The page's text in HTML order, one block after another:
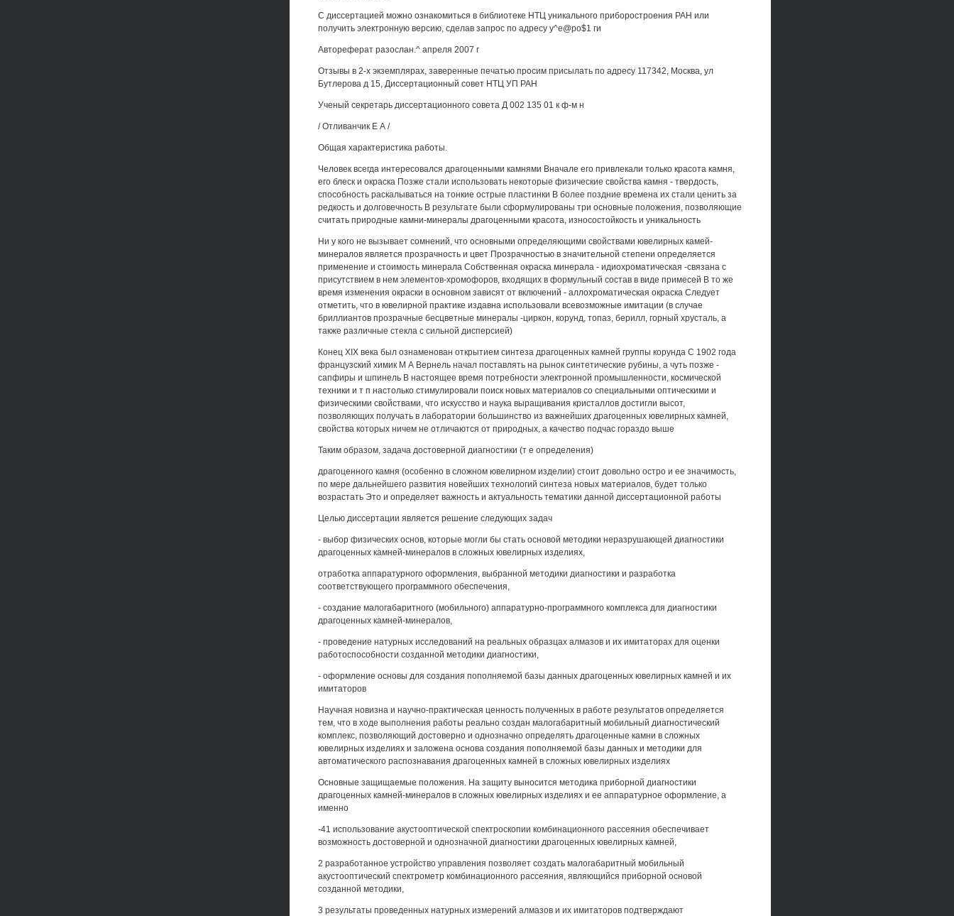
С диссертацией можно ознакомиться в библиотеке НТЦ уникального приборостроения РАН или
получить электронную версию, сделав запрос по адресу у^е@ро$1 ги
Автореферат разослан.^ апреля 2007 г
Отзывы в 2-х экземплярах, заверенные печатью просим присылать по адресу 117342, Москва, ул
Бутлерова д 15, Диссертационный совет НТЦ УП РАН
Ученый секретарь диссертационного совета Д 002 135 01 к ф-м н
/ Отливанчик Е А /
Общая характеристика работы.
Человек всегда интересовался драгоценными камнями Вначале его привлекали только красота камня,
его блеск и окраска Позже стали использовать некоторые физические свойства камня - твердость,
способность раскалываться на тонкие острые пластинки В более поздние времена их стали ценить за
редкость и долговечность В результате были сформулированы три основные положения, позволяющие
считать природные камни-минералы драгоценными красота, износостойкость и уникальность
Ни у кого не вызывает сомнений, что основными определяющими свойствами ювелирных камей-
минералов является прозрачность и цвет Прозрачностью в значительной степени определяется
применение и стоимость минерала Собственная окраска минерала - идиохроматическая -связана с
присутствием в нем элементов-хромофоров, входящих в формульный состав в виде примесей В то же
время изменения окраски в основном зависят от включений - аллохроматическая окраска Следует
отметить, что в ювелирной практике издавна использовали всевозможные имитации (в случае
бриллиантов прозрачные бесцветные минералы -циркон, корунд, топаз, берилл, горный хрусталь, а
также различные стекла с сильной дисперсией)
Конец XIX века был ознаменован открытием синтеза драгоценных камней группы корунда С 1902 года
французский химик М А Вернель начал поставлять на рынок синтетические рубины, а чуть позже -
сапфиры и шпинель В настоящее время потребности электронной промышленности, космической
техники и т п настолько стимулировали поиск новых материалов со специальными оптическими и
физическими свойствами, что искусство и наука выращивания кристаллов достигли высот,
позволяющих получать в лаборатории большинство из важнейших драгоценных ювелирных камней,
свойства которых ничем не отличаются от природных, а качество подчас гораздо выше
Таким образом, задача достоверной диагностики (т е определения)
драгоценного камня (особенно в сложном ювелирном изделии) стоит довольно остро и ее значимость,
по мере дальнейшего развития новейших технологий синтеза новых материалов, будет только
возрастать Это и определяет важность и актуальность тематики данной диссертационной работы
Целью диссертации является решение следующих задач
- выбор физических основ, которые могли бы стать основой методики неразрушающей диагностики
драгоценных камней-минералов в сложных ювелирных изделиях,
отработка аппаратурного оформления, выбранной методики диагностики и разработка
соответствующего программного обеспечения,
- создание малогабаритного (мобильного) аппаратурно-программного комплекса для диагностики
драгоценных камней-минералов,
- проведение натурных исследований на реальных образцах алмазов и их имитаторах для оценки
работоспособности созданной методики диагностики,
- оформление основы для создания пополняемой базы данных драгоценных ювелирных камней и их
имитаторов
Научная новизна и научно-практическая ценность полученных в работе результатов определяется
тем, что в ходе выполнения работы реально создан малогабаритный мобильный диагностический
комплекс, позволяющий достоверно и однозначно определять драгоценные камни в сложных
ювелирных изделиях и заложена основа создания пополняемой базы данных и методики для
автоматического распознавания драгоценных камней в сложных ювелирных изделиях
Основные защищаемые положения. На защиту выносится методика приборной диагностики
драгоценных камней-минералов в сложных ювелирных изделиях и ее аппаратурное оформление, а
именно
-41 использование акустооптической спектроскопии комбинационного рассеяния обеспечивает
возможность достоверной и однозначной диагностики драгоценных ювелирных камней,
2 разработанное устройство управления позволяет создать малогабаритный мобильный
акустооптический спектрометр комбинационного рассеяния, являющийся приборной основой
созданной методики,
3 результаты проведенных натурных измерений алмазов и их имитаторов подтверждают